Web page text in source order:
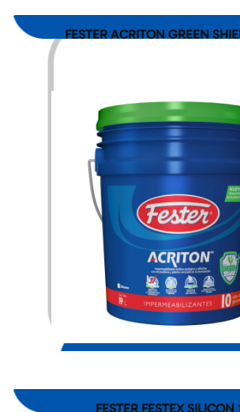
FESTER ACRITON GREEN
$4,252.00
FESTER FESTEX SILICON